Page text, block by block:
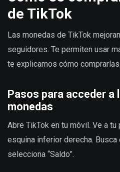
de TikTok
Las monedas de TikTok
seguidores. Te permiten usar
te explicamos cómo
Pasos para acceder a
monedas
Abre TikTok en tu móvil. Ve a
esquina inferior derecha.
selecciona “Saldo”.